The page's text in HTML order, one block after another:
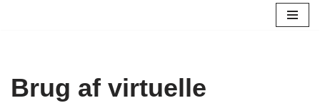
Brug af virtuelle